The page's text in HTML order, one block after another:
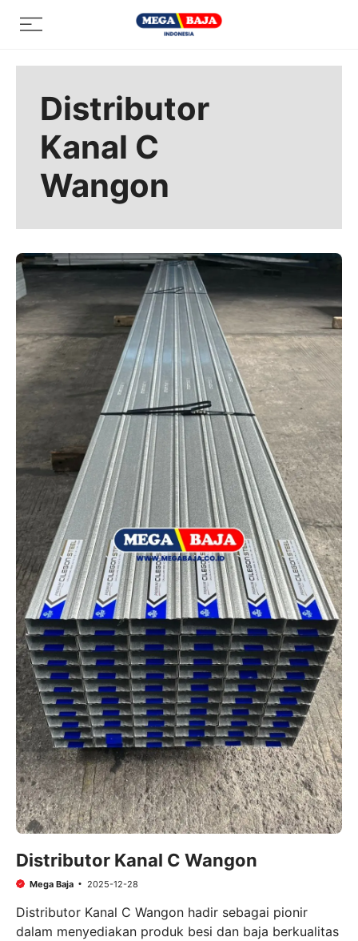
Menu
Distributor
Kanal C
Wangon
Distributor Kanal C Wangon
Mega Baja 2025-12-28
Distributor Kanal C Wangon hadir sebagai pionir
dalam menyediakan produk besi dan baja berkualitas